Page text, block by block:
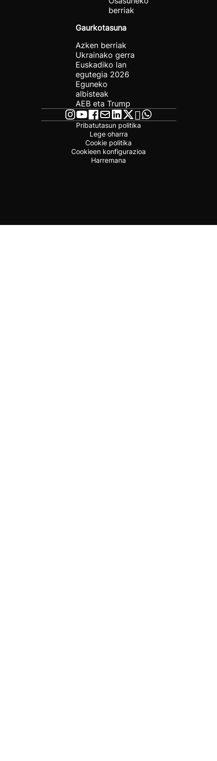
berriak
Gaurkotasuna
Azken berriak
Ukrainako gerra
Euskadiko lan
egutegia 2026
Eguneko
albisteak
AEB eta Trump
Pribatutasun politika
Lege oharra
Cookie politika
Cookieen konfigurazioa
Harremana